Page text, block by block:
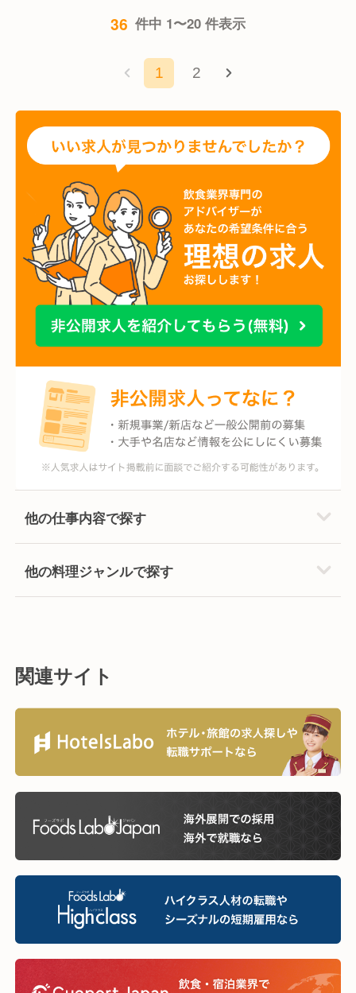
36 件中 1〜20 件表示
1 2
他の仕事内容で探す
他の料理ジャンルで探す
関連サイト